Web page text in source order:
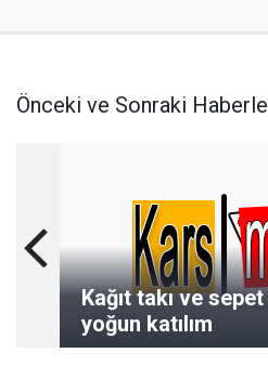
Önceki ve Sonraki
Kağıt takı ve
yoğun katılım